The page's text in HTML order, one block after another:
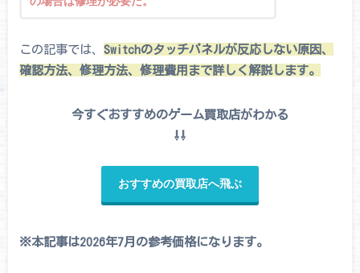
この記事では、 Switchのタッチパネルが反応しない原因、
確認方法、修理方法、修理費用まで詳しく解説します。
今すぐおすすめのゲーム買取店がわかる
⇩⇩
おすすめの買取店へ飛ぶ
※本記事は2026年7月の参考価格になります。